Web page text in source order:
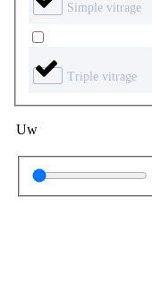
Simple vitrage
Triple vitrage
Uw